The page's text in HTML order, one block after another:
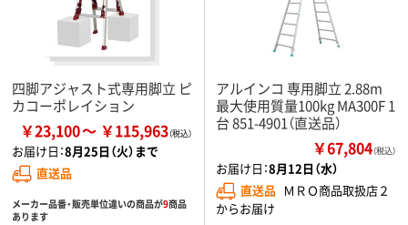
四脚アジャスト式専用脚立 ピ
カコーポレイション
￥23,100 ￥115,963
お届け日：8月25日（火）まで
直送品
メーカー品番・販売単位違いの商品が9商品
あります
アルインコ 専用脚立 2.88m
最大使用質量100kg MA300F 1
台 851-4901（直送品）
￥67,804（税込）
お届け日：8月12日（水）
直送品 ＭＲＯ商品取扱店２
からお届け